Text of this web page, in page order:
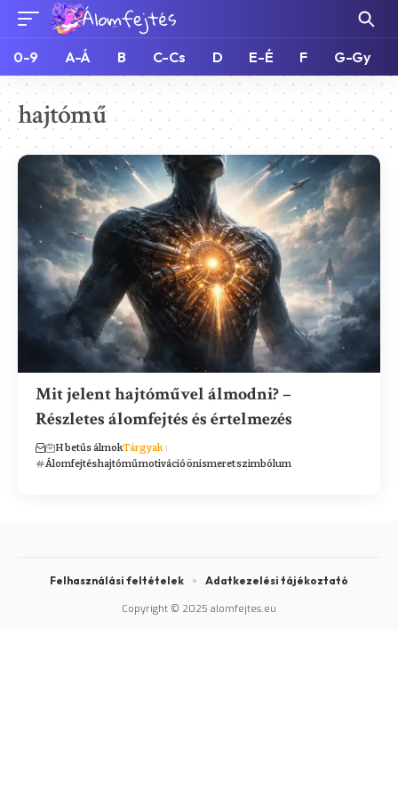
0-9 A-Á B C-Cs D E-É F G-Gy
hajtómű
Mit jelent hajtóművel álmodni? –
Részletes álomfejtés és értelmezés
H betűs álmokTárgyak
Álomfejtéshajtóműmotivációönismeretszimbólum
Copyright © 2025 alomfejtes.eu
Felhasználási feltételek Adatkezelési tájékoztató